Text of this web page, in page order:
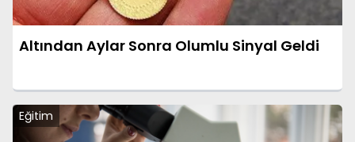
Altından Aylar Sonra Olumlu Sinyal Geldi
Eğitim